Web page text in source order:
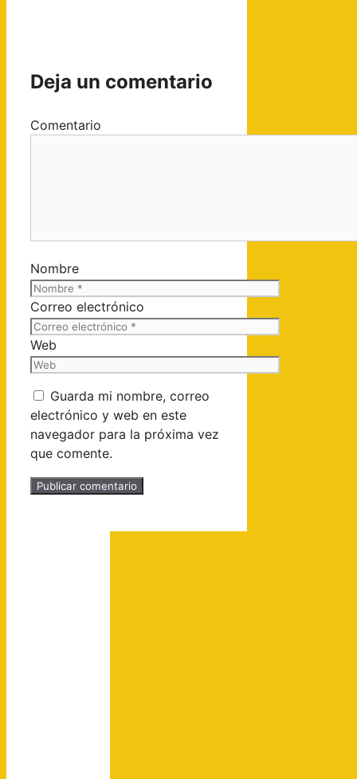
Deja un comentario
Comentario
Nombre
Correo electrónico
Web
Guarda mi nombre, correo
electrónico y web en este
navegador para la próxima vez
que comente.